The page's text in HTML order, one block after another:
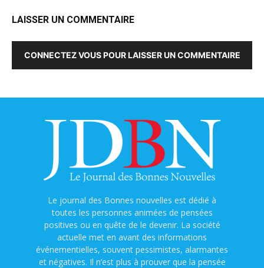
LAISSER UN COMMENTAIRE
CONNECTEZ VOUS POUR LAISSER UN COMMENTAIRE
Le journal des Bonnes nouvelles est dédié à
toutes les personnes animées de pensées
positives ou en quête de le devenir. La société
actuelle met en avant des informations
événementielles, souvent pessimistes, alarmantes
et négatives. Il n’est plus à prouver que la pensée